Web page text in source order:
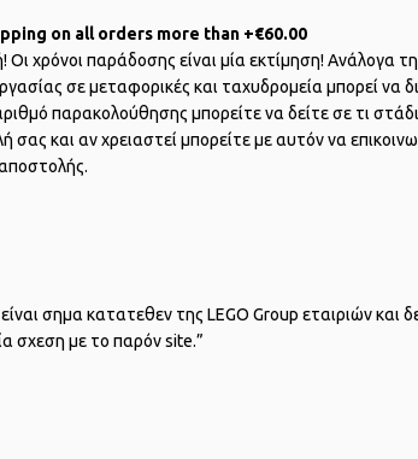
on all orders more than +€60.00
Οι χρόνοι παράδοσης είναι μία εκτίμηση! Ανάλογα
σε μεταφορικές και ταχυδρομεία μπορεί να
παρακολούθησης μπορείτε να δείτε σε τι
σας και αν χρειαστεί μπορείτε με αυτόν να
σημα κατατεθεν της LEGO Group εταιριών και
σχεση με το παρόν site.”